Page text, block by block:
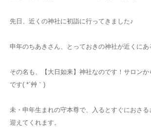
先日、近くの神社に初詣に行ってきました♪
申年のちあきさん、とっておきの神社が近くに
その名も、【大日如来】神社なのです！サロン
です( *´艸｀)
未・申年生まれの守本尊で、入るとすぐにおさ
迎えてくれます。